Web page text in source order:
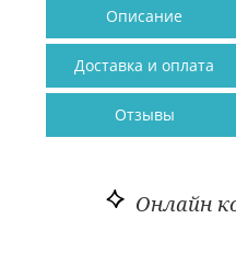
Описание
Доставка и оплата
Отзывы
Онлайн